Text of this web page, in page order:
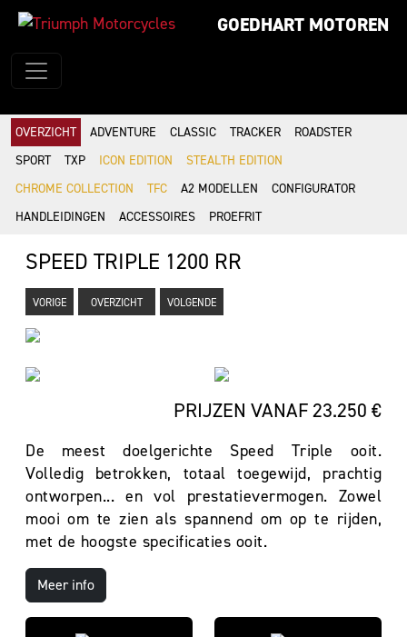
GOEDHART MOTOREN
OVERZICHT ADVENTURE CLASSIC TRACKER
ROADSTER
SPORT
TXP ICON EDITION
STEALTH EDITION
CHROME COLLECTION
TFC A2 MODELLEN
CONFIGURATOR
HANDLEIDINGEN
ACCESSOIRES PROEFRIT
SPEED TRIPLE 1200 RR
VORIGE OVERZICHT VOLGENDE
PRIJZEN VANAF 23.250 €
De meest doelgerichte Speed Triple ooit.
Volledig betrokken, totaal toegewijd, prachtig
ontworpen... en vol prestatievermogen. Zowel
mooi om te zien als spannend om op te rijden,
met de hoogste specificaties ooit.
Meer info